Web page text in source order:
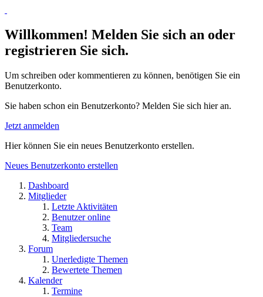
Willkommen! Melden Sie sich an oder
registrieren Sie sich.
Um schreiben oder kommentieren zu können, benötigen Sie ein
Benutzerkonto.
Sie haben schon ein Benutzerkonto? Melden Sie sich hier an.
Jetzt anmelden
Hier können Sie ein neues Benutzerkonto erstellen.
Neues Benutzerkonto erstellen
Dashboard
Mitglieder
Letzte Aktivitäten
Benutzer online
Team
Mitgliedersuche
Forum
Unerledigte Themen
Bewertete Themen
Kalender
Termine